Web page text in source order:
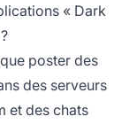
« Dark
poster des
des serveurs
et des chats